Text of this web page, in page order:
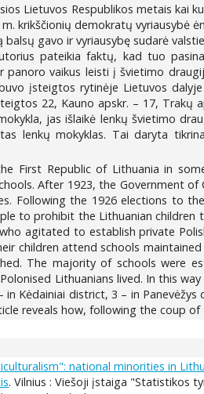
Lietuvos Respublikos metais kai
krikščionių demokratų
gavo ir vyriausybę sudarė
pateikia faktų, kad tuo
panoro vaikus leisti į švietimo
įsteigtos rytinėje Lietuvos
22, Kauno apskr. – 17, Trakų
jas išlaikė lenkų švietimo
lenkų mokyklas. Tai daryta
First Republic of Lithuania in
After 1923, the Government
Following the 1926 elections to
to prohibit the Lithuanian
agitated to establish private
children attend schools
The majority of schools were
Lithuanians lived. In this
Kėdainiai district, 3 – in
reveals how, following the coup
national minorities in
. Vilnius : Viešoji įstaiga "Statistikos